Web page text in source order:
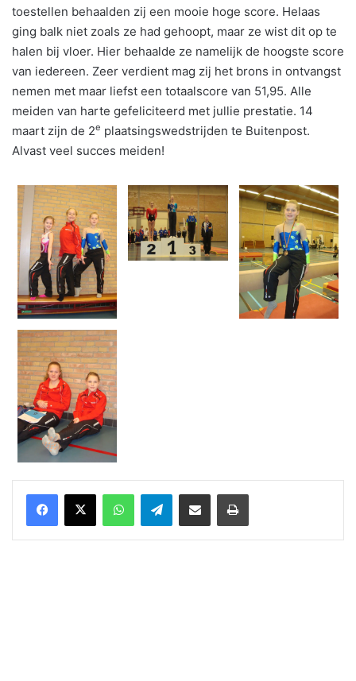
toestellen behaalden zij een mooie hoge score. Helaas
ging balk niet zoals ze had gehoopt, maar ze wist dit op te
halen bij vloer. Hier behaalde ze namelijk de hoogste score
van iedereen. Zeer verdient mag zij het brons in ontvangst
nemen met maar liefst een totaalscore van 51,95. Alle
meiden van harte gefeliciteerd met jullie prestatie. 14
maart zijn de 2e plaatsingswedstrijden te Buitenpost.
Alvast veel succes meiden!
WhatsAppTelegramDelen via Email Print